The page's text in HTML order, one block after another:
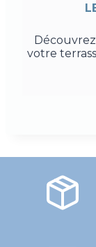
votre